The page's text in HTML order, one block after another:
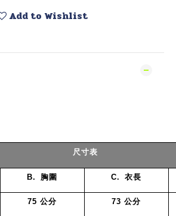
Add to Wishlist
尺寸表
B. 胸圍 C. 衣長
75公分 73公分